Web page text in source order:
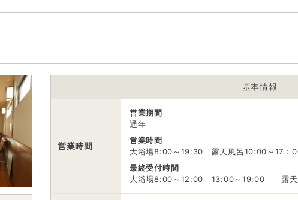
基本情報
営業時間
営業期間
通年
営業時間
大浴場8:00～19:30 露天風呂10:00～17：
最終受付時間
大浴場8:00～12:00 13:00～19:00 露天